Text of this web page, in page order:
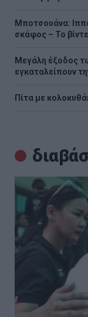
Μποτσουάνα:
σκάφος – Το
Μεγάλη έξοδος
εγκαταλείπουν
Πίτα με